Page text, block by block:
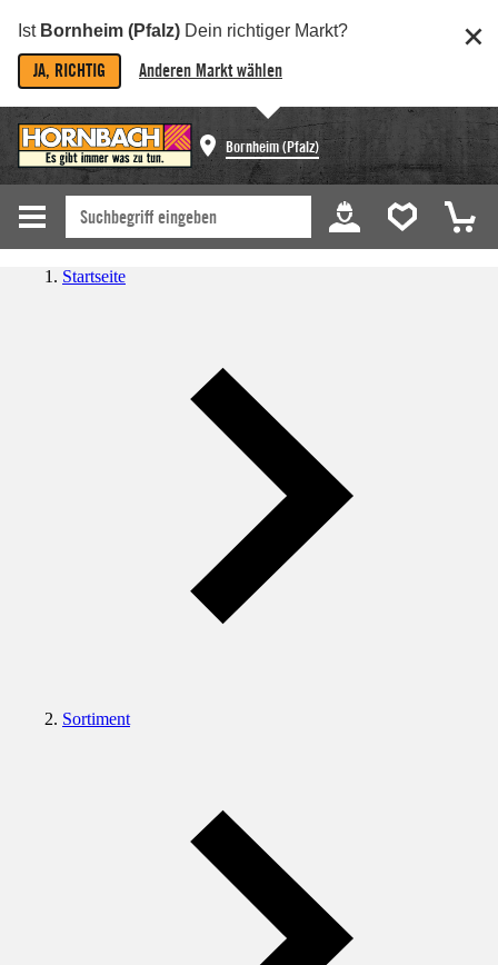
Ist Bornheim (Pfalz) Dein richtiger Markt?
JA, RICHTIG Anderen Markt wählen
Bornheim (Pfalz)
Startseite
Sortiment